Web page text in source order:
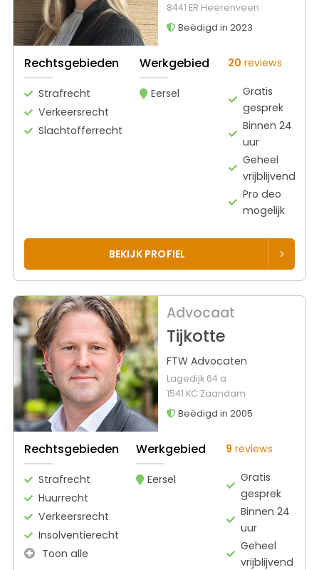
8441 ER Heerenveen
Beëdigd in 2023
Rechtsgebieden
Strafrecht
Verkeersrecht
Slachtofferrecht
Werkgebied
Eersel
20 reviews
Gratis
gesprek
Binnen 24
uur
Geheel
vrijblijvend
Pro deo
mogelijk
BEKIJK PROFIEL
Advocaat
Tijkotte
FTW Advocaten
Lagedijk 64 a
1541 KC Zaandam
Beëdigd in 2005
Rechtsgebieden
Strafrecht
Huurrecht
Verkeersrecht
Insolventierecht
Toon alle
Werkgebied
Eersel
9 reviews
Gratis
gesprek
Binnen 24
uur
Geheel
vrijblijvend